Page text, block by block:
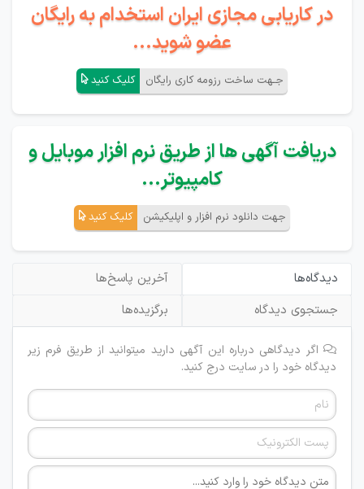
در کاریابی مجازی ایران استخدام به رایگان
عضو شوید...
جـهت ساخت رزومه کاری رایگان کلیک کنید
دریافت آگهی ها از طریق نرم افزار موبایل و
کامپیوتر...
جهت دانلود نرم افزار و اپلیکیشن کلیک کنید
دیدگاه‌ها
آخرین پاسخ‌ها
جستجوی دیدگاه
برگزیده‌ها
اگر دیدگاهی درباره این آگهی دارید میتوانید از طریق فرم زیر
دیدگاه خود را در سایت درج کنید.